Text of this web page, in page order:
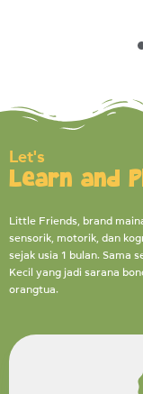
Let's
Learn and
Little Friends, brand
sensorik, motorik, dan
sejak usia 1 bulan. Sama
Kecil yang jadi sarana
orangtua.